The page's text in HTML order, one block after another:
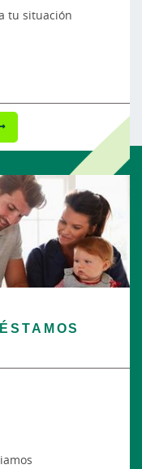
tu situación